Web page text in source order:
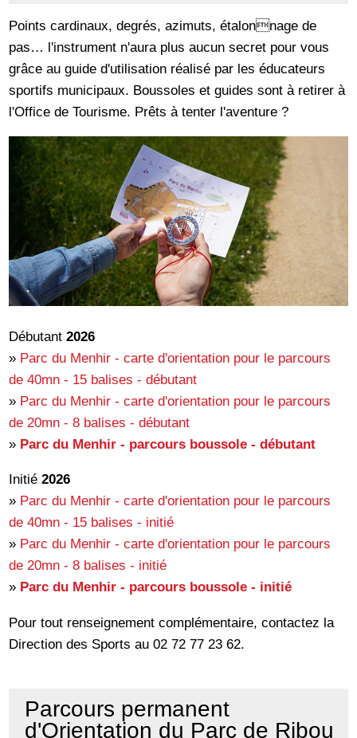
Points cardinaux, degrés, azimuts, étalonnage de
pas… l'instrument n'aura plus aucun secret pour vous
grâce au guide d'utilisation réalisé par les éducateurs
sportifs municipaux. Boussoles et guides sont à retirer à
l'Office de Tourisme. Prêts à tenter l'aventure ?
Débutant2026
» Parc du Menhir - carte d'orientation pour le parcours
de 40mn - 15 balises - débutant
» Parc du Menhir - carte d'orientation pour le parcours
de 20mn - 8 balises - débutant
» Parc du Menhir - parcours boussole - débutant
Initié2026
» Parc du Menhir - carte d'orientation pour le parcours
de 40mn - 15 balises - initié
» Parc du Menhir - carte d'orientation pour le parcours
de 20mn - 8 balises - initié
» Parc du Menhir - parcours boussole - initié
Pour tout renseignement complémentaire, contactez la
Direction des Sports au 02 72 77 23 62.
Parcours permanent
d'Orientation du Parc de Ribou